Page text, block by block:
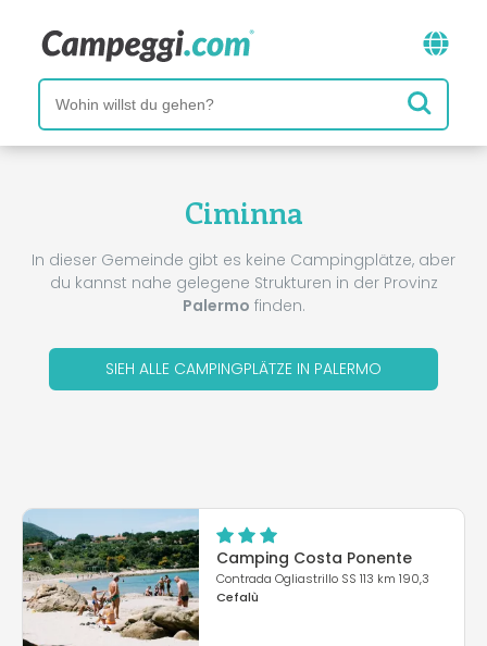
Ciminna
In dieser Gemeinde gibt es keine Campingplätze, aber
du kannst nahe gelegene Strukturen in der Provinz
Palermo finden.
SIEH ALLE CAMPINGPLÄTZE IN PALERMO
Camping Costa Ponente
Contrada Ogliastrillo SS 113 km 190,3
Cefalù